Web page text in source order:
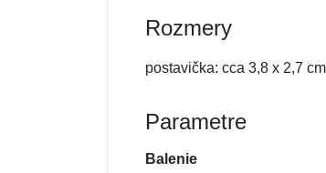
Rozmery
postavička: cca 3,8 x 2,7 cm
Parametre
Balenie